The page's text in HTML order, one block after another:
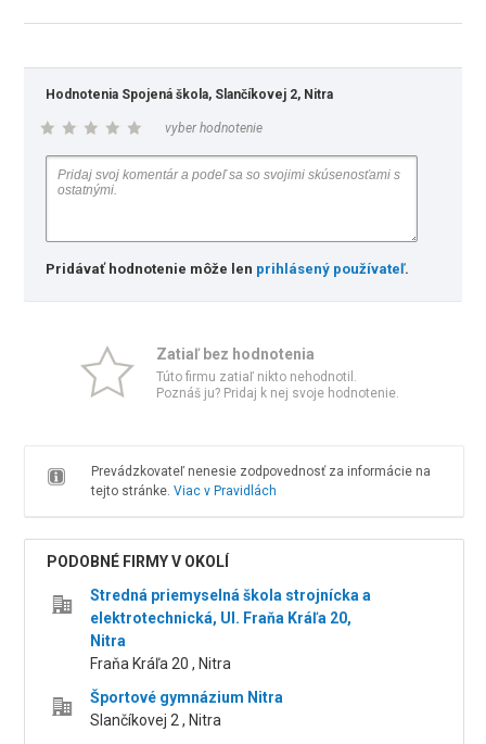
Hodnotenia Spojená škola, Slančíkovej 2, Nitra
vyber hodnotenie
Pridávať hodnotenie môže len prihlásený používateľ.
Zatiaľ bez hodnotenia
Túto firmu zatiaľ nikto nehodnotil.
Poznáš ju? Pridaj k nej svoje hodnotenie.
Prevádzkovateľ nenesie zodpovednosť za informácie na
tejto stránke. Viac v Pravidlách
PODOBNÉ FIRMY V OKOLÍ
Stredná priemyselná škola strojnícka a
elektrotechnická, Ul. Fraňa Kráľa 20,
Nitra
Fraňa Kráľa 20 , Nitra
Športové gymnázium Nitra
Slančíkovej 2 , Nitra